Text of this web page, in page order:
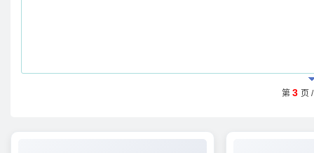
第 3 页